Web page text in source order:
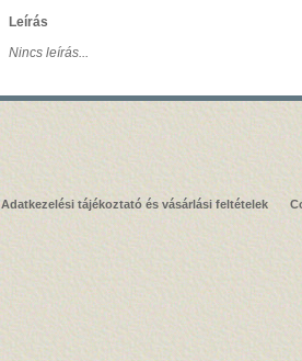
Leírás
Nincs leírás...
Adatkezelési tájékoztató és vásárlási feltételek